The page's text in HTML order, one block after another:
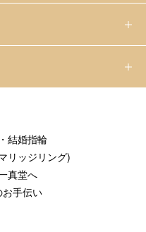
結婚指輪
リッジリング)
真堂へ
手伝い